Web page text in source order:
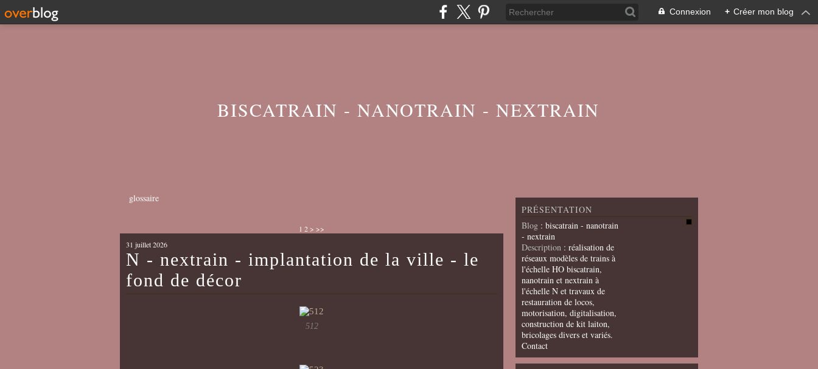
Connexion + Créer mon blog
BISCATRAIN - NANOTRAIN - NEXTRAIN
glossaire
1 2> >>
31 juillet 2026
N - nextrain - implantation de la ville - le
fond de décor
512
PRÉSENTATION
Blog : biscatrain - nanotrain
- nextrain
Description : réalisation de
réseaux modèles de trains à
l'échelle HO biscatrain,
nanotrain et nextrain à
l'échelle N et travaux de
restauration de locos,
motorisation, digitalisation,
construction de kit laiton,
bricolages divers et variés.
Contact